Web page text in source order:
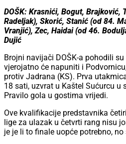
DOŠK: Krasnići, Bogut, Brajković,
Radeljak), Skorić, Stanić (od 84.
Vranjić), Zec, Haidai (od 46.
Dujić
Brojni navijači DOŠK-a pohodili
vjerojatno će napuniti i
protiv Jadrana (KS). Prva
18 sati, uzvrat u Kaštel Sućurcu u
Pravilo gola u gostima vrijedi.
Ove kvalifikacije predstavnika
lige za ulazak u četvrti rang nisu
je je li to finale uopće potrebno,